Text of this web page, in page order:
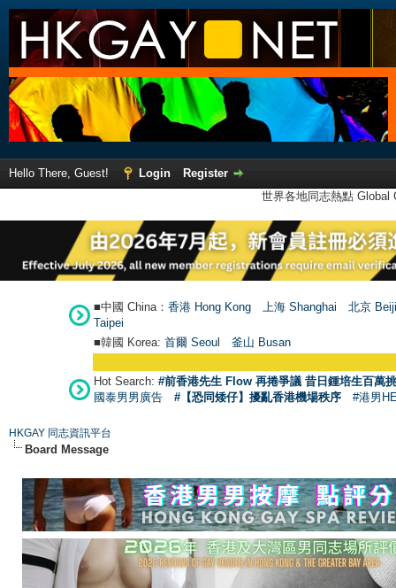
Hello There, Guest! Login
Register
世界各地同志熱點
■中國 China： 香港 Hong Kong 上海 Shanghai
北京
Taipei
■韓國 Korea: 首爾 Seoul 釜山 Busan
Hot Search: #前香港先生 Flow 再捲爭議 昔日鍾培生百萬
國泰男男廣告
#【恐同矮仔】擾亂香港機場秩序 #港男
HKGAY 同志資訊平台
Board Message